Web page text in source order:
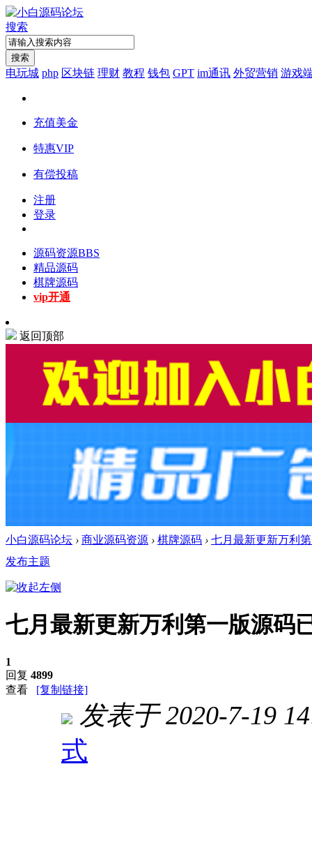
搜索
搜索
电玩城 php 区块链 理财 教程 钱包 GPT im通讯 外贸营销 游戏
充值美金
特惠VIP
有偿投稿
注册
登录
源码资源BBS
精品源码
棋牌源码
vip开通
返回顶部
小白源码论坛 › 商业源码资源 › 棋牌源码 › 七月最新更新万利
发布主题
七月最新更新万利第一版源码
1
回复 4899
查看
[复制链接]
发表于 2020-7-19
式